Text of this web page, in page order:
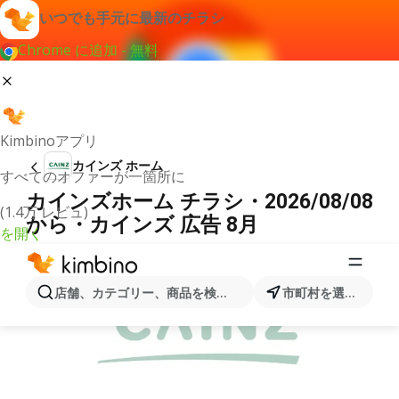
いつでも手元に最新のチラシ
Chrome に追加 - 無料
Kimbinoアプリ
すべてのオファーが一箇所に
(1.4万 レビュ)
を開く
店舗、カテゴリー、商品を検索... 市町村を選択します
カインズ ホーム
カインズホーム チラシ・2026/08/08
から・カインズ 広告 8月